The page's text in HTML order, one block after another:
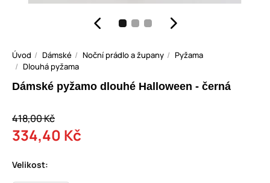
Úvod Dámské Noční prádlo a župany
Pyžama
Dlouhá pyžama
Dámské pyžamo dlouhé Halloween - černá
418,00 Kč
334,40 Kč
Velikost: